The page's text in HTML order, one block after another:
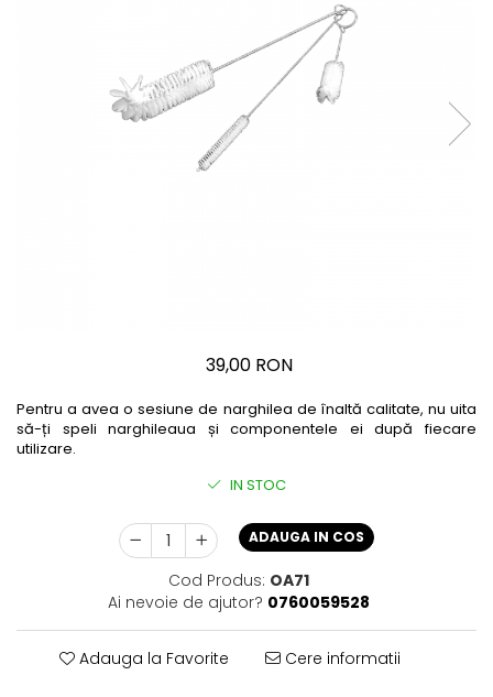
39,00 RON
Pentru a avea o sesiune de narghilea de înaltă calitate, nu uita
să-ți speli narghileaua și componentele ei după fiecare
utilizare.
IN STOC
ADAUGA IN COS
Cod Produs: OA71
Ai nevoie de ajutor? 0760059528
Adauga la Favorite Cere informatii